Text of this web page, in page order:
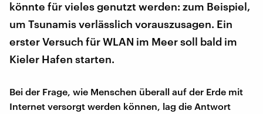
könnte für vieles genutzt werden: zum Beispiel,
um Tsunamis verlässlich vorauszusagen. Ein
erster Versuch für WLAN im Meer soll bald im
Kieler Hafen starten.
Bei der Frage, wie Menschen überall auf der Erde mit
Internet versorgt werden können, lag die Antwort